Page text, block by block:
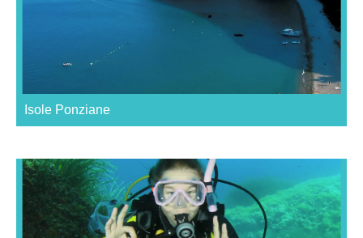
Isole Ponziane